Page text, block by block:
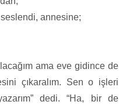
annesine;
ama eve gidince de
çıkaralım. Sen o işleri
dedi. “Ha, bir de